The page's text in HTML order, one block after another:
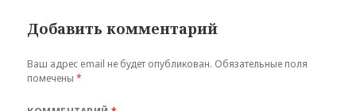
Добавить комментарий
Ваш адрес email не будет опубликован. Обязательные поля
помечены*